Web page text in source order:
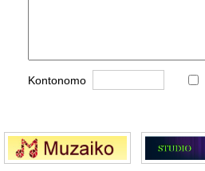
Kontonomo